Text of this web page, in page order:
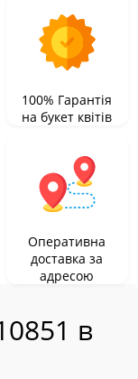
100% Гарантія
на букет квітів
Оперативна
доставка за
адресою
в